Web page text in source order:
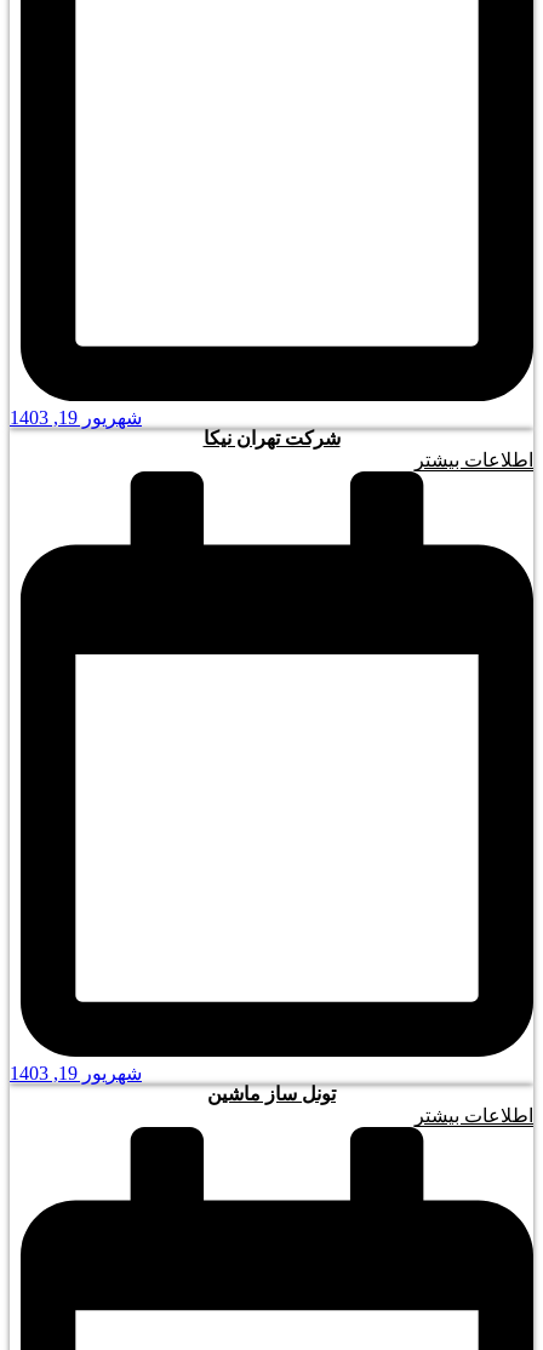
شهریور 19, 1403
شرکت تهران نیکا
اطلاعات بیشتر
شهریور 19, 1403
تونل ساز ماشین
اطلاعات بیشتر